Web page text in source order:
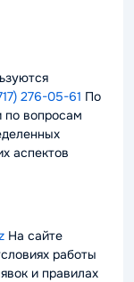
276-05-61 По
по вопросам
аспектов
На сайте
работы
и правилах